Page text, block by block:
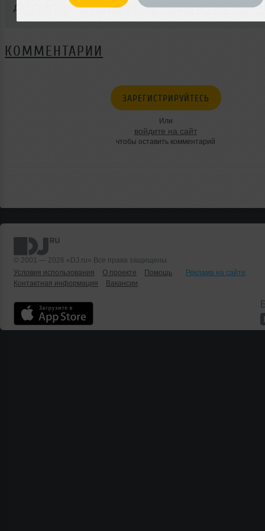
Добавлен: 09 декабря 2009, 12:09
КОММЕНТАРИИ
ЗАРЕГИСТРИРУЙТЕСЬ
Или
войдите на сайт
чтобы оставить комментарий
© 2001 — 2026 «DJ.ru» Все права защищены.
Условия использования
О проекте Помощь
Реклама на сайте
Контактная информация
Вакансии